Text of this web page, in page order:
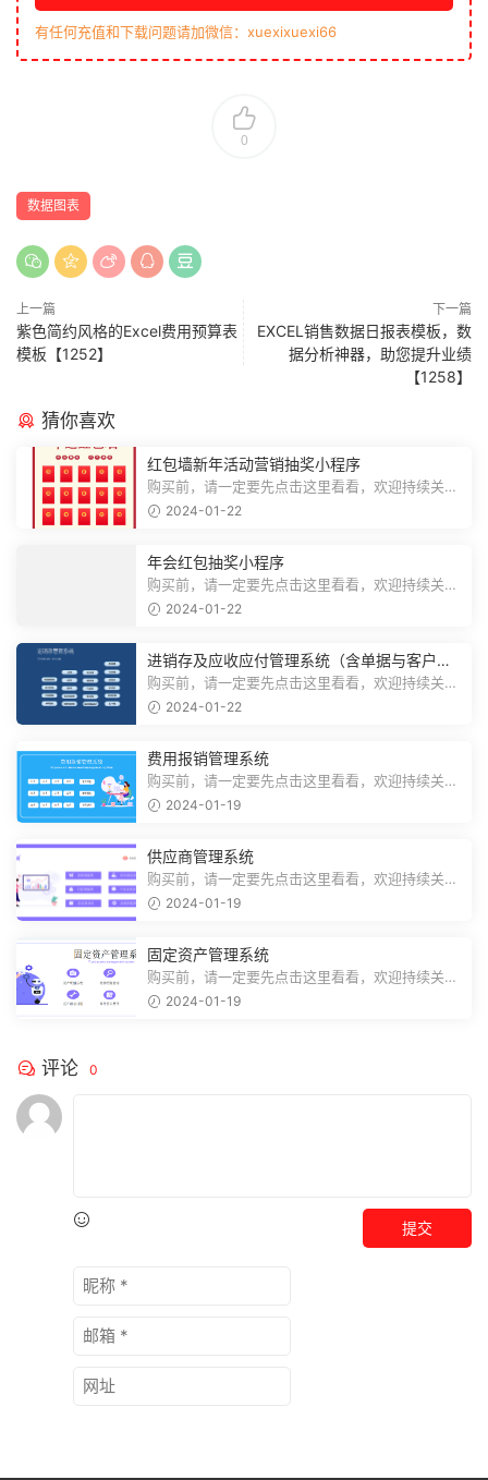
有任何充值和下载问题请加微信：xuexixuexi66
0
数据图表
上一篇
紫色简约风格的Excel费用预算表
模板【1252】
下一篇
EXCEL销售数据日报表模板，数
据分析神器，助您提升业绩
【1258】
猜你喜欢
红包墙新年活动营销抽奖小程序
购买前，请一定要先点击这里看看，欢迎持续关
注，精彩模板每天推送预览结束，需要...
2024-01-22
年会红包抽奖小程序
购买前，请一定要先点击这里看看，欢迎持续关
注，精彩模板每天推送预览结束，需要...
2024-01-22
进销存及应收应付管理系统（含单据与客户对
账）
购买前，请一定要先点击这里看看，欢迎持续关
注，精彩模板每天推送预览结束，需要...
2024-01-22
费用报销管理系统
购买前，请一定要先点击这里看看，欢迎持续关
注，精彩模板每天推送预览结束，需要...
2024-01-19
供应商管理系统
购买前，请一定要先点击这里看看，欢迎持续关
注，精彩模板每天推送预览结束，需要...
2024-01-19
固定资产管理系统
购买前，请一定要先点击这里看看，欢迎持续关
注，精彩模板每天推送预览结束，需要...
2024-01-19
评论 0
提交